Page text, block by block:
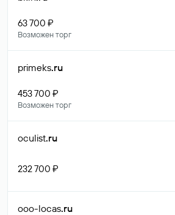
63 700 ₽
Возможен торг
primeks.ru
453 700 ₽
Возможен торг
oculist.ru
232 700 ₽
ooo-locas.ru